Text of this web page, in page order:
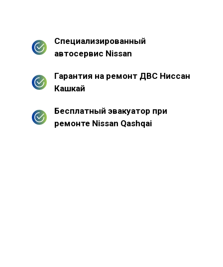
Специализированный
автосервис Nissan
Гарантия на ремонт ДВС Ниссан
Кашкай
Бесплатный эвакуатор при
ремонте Nissan Qashqai